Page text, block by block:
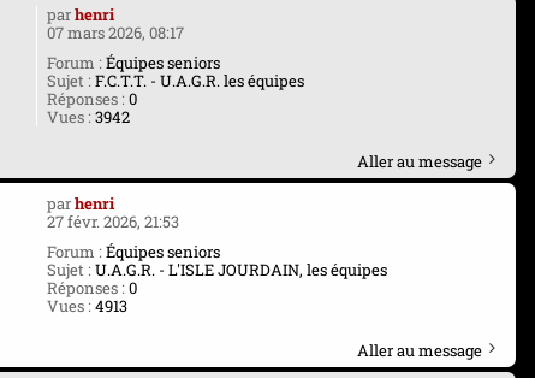
parhenri
07 mars 2026, 08:17
Forum :Équipes seniors
Sujet :F.C.T.T. - U.A.G.R. les équipes
Réponses :0
Vues :3942
Aller au message
parhenri
27 févr. 2026, 21:53
Forum :Équipes seniors
Sujet :U.A.G.R. - L'ISLE JOURDAIN, les équipes
Réponses :0
Vues :4913
Aller au message